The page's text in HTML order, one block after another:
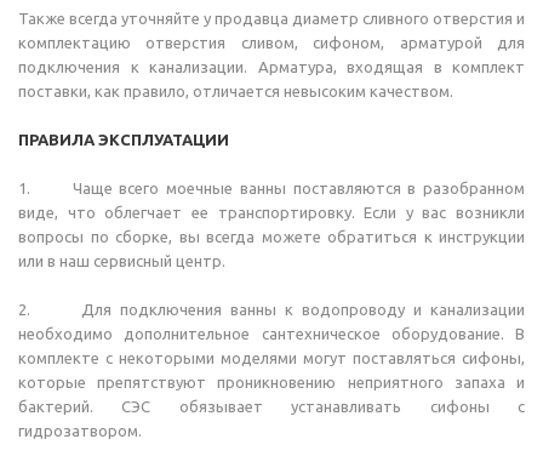
Также всегда уточняйте у продавца диаметр сливного отверстия и
комплектацию отверстия сливом, сифоном, арматурой для
подключения к канализации. Арматура, входящая в комплект
поставки, как правило, отличается невысоким качеством.
ПРАВИЛА ЭКСПЛУАТАЦИИ
1. Чаще всего моечные ванны поставляются в разобранном
виде, что облегчает ее транспортировку. Если у вас возникли
вопросы по сборке, вы всегда можете обратиться к инструкции
или в наш сервисный центр.
2. Для подключения ванны к водопроводу и канализации
необходимо дополнительное сантехническое оборудование. В
комплекте с некоторыми моделями могут поставляться сифоны,
которые препятствуют проникновению неприятного запаха и
бактерий. СЭС обязывает устанавливать сифоны с
гидрозатвором.